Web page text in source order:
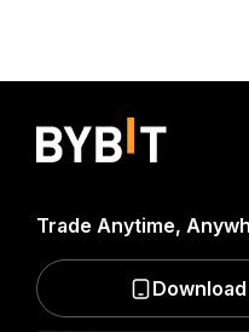
Trade Anytime,